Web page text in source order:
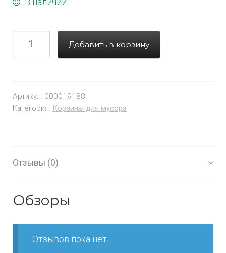
В наличии
Добавить в корзину
Артикул: 000019188
Категория: Корзины для мусора
Отзывы (0)
Обзоры
Отзывов пока нет.